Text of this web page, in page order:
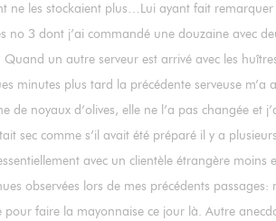
ne les stockaient plus…Lui ayant fait remarquer
no 3 dont j’ai commandé une douzaine avec
Quand un autre serveur est arrivé avec les
minutes plus tard la précédente serveuse
de noyaux d’olives, elle ne l’a pas changée
sec comme s’il avait été préparé il y a
avec un clientèle étrangère
observées lors de mes précédents
pour faire la mayonnaise ce jour là. Autre